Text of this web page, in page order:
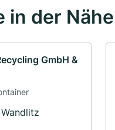
in der Nähe
GmbH &